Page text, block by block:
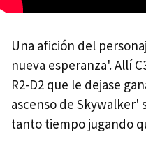
Una afición del
nueva esperanza'. Allí
R2-D2 que le dejase
ascenso de Skywalker'
tanto tiempo jugando